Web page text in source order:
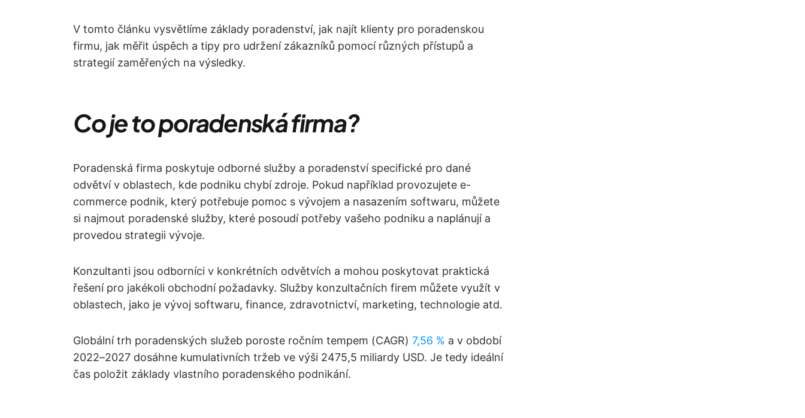
V tomto článku vysvětlíme základy poradenství, jak najít klienty pro poradenskou
firmu, jak měřit úspěch a tipy pro udržení zákazníků pomocí různých přístupů a
strategií zaměřených na výsledky.
Co je to poradenská firma?
Poradenská firma poskytuje odborné služby a poradenství specifické pro dané
odvětví v oblastech, kde podniku chybí zdroje. Pokud například provozujete e-
commerce podnik, který potřebuje pomoc s vývojem a nasazením softwaru, můžete
si najmout poradenské služby, které posoudí potřeby vašeho podniku a naplánují a
provedou strategii vývoje.
Konzultanti jsou odborníci v konkrétních odvětvích a mohou poskytovat praktická
řešení pro jakékoli obchodní požadavky. Služby konzultačních firem můžete využít v
oblastech, jako je vývoj softwaru, finance, zdravotnictví, marketing, technologie atd.
Globální trh poradenských služeb poroste ročním tempem (CAGR) 7,56 % a v období
2022–2027 dosáhne kumulativních tržeb ve výši 2475,5 miliardy USD. Je tedy ideální
čas položit základy vlastního poradenského podnikání.